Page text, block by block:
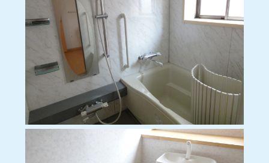
エアコンは付いていません。入居者様
にてお手配ください。